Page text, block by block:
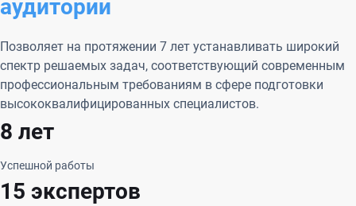
аудитории
Позволяет на протяжении 7 лет устанавливать широкий
спектр решаемых задач, соответствующий современным
профессиональным требованиям в сфере подготовки
высококвалифицированных специалистов.
8 лет
Успешной работы
15 экспертов